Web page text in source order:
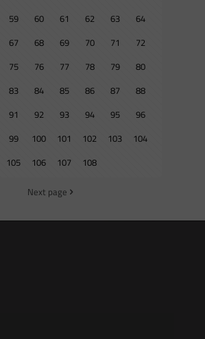
59 60 61 62 63
64
67 68 69 70 71
72
75 76 77 78 79
80
83 84 85 86 87
88
91 92 93 94 95
96
99 100 101 102 103
104
105
106 107 108
Next page